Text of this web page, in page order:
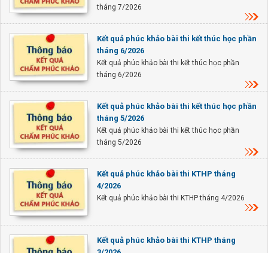
tháng 7/2026
Kết quả phúc khảo bài thi kết thúc học phần
tháng 6/2026
Kết quả phúc khảo bài thi kết thúc học phần
tháng 6/2026
Kết quả phúc khảo bài thi kết thúc học phần
tháng 5/2026
Kết quả phúc khảo bài thi kết thúc học phần
tháng 5/2026
Kết quả phúc khảo bài thi KTHP tháng
4/2026
Kết quả phúc khảo bài thi KTHP tháng 4/2026
Kết quả phúc khảo bài thi KTHP tháng